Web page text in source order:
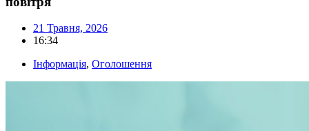
21 Травня, 2026
16:34
Інформація, Оголошення